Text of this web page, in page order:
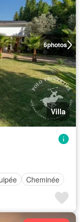
6photos
Villa
Cheminée